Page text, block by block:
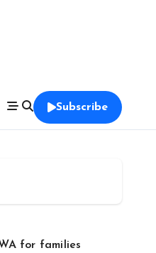
Subscribe
for families